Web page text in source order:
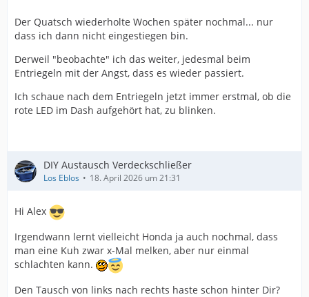
Der Quatsch wiederholte Wochen später nochmal... nur
dass ich dann nicht eingestiegen bin.
Derweil "beobachte" ich das weiter, jedesmal beim
Entriegeln mit der Angst, dass es wieder passiert.
Ich schaue nach dem Entriegeln jetzt immer erstmal, ob die
rote LED im Dash aufgehört hat, zu blinken.
DIY Austausch Verdeckschließer
Los Eblos 18. April 2026 um 21:31
Hi Alex
Irgendwann lernt vielleicht Honda ja auch nochmal, dass
man eine Kuh zwar x-Mal melken, aber nur einmal
schlachten kann.
Den Tausch von links nach rechts haste schon hinter Dir?